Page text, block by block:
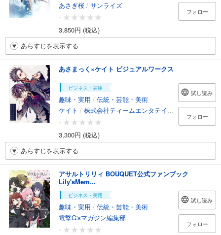
あさぎ桜 / サンライズ
-
3,850円 (税込)
フォロー
あらすじを表示する
あさまっく×ケイト ビジュアルワークス
ビジネス・実用
趣味・実用 / 伝統・芸能・美術
ケイト / 株式会社ティームエンタテインメント
-
3,300円 (税込)
試し読み
フォロー
あらすじを表示する
アサルトリリィ BOUQUET公式ファンブック
Lily'sMem...
ビジネス・実用
趣味・実用 / 伝統・芸能・美術
電撃G'sマガジン編集部
-
試し読み
フォロー